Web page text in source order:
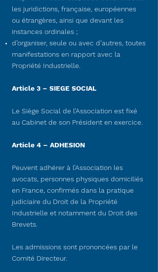
les juridictions, française, européennes
ou étrangères, ainsi que devant les
instances ordinales ;
d’organiser, seule ou avec d’autres, toutes
manifestations en rapport avec la
Propriété Industrielle.
Article 3 – SIEGE SOCIAL
Le Siège Social de l’Association est fixé
au Cabinet de son Président en exercice.
Article 4 – ADHESION
Peuvent adhérer à l’Association les
avocats, personnes physiques domiciliés
en France, confirmés dans la pratique
judiciaire du Droit de la Propriété
Industrielle et notamment du Droit des
Brevets.
Les admissions sont prononcées par le
Comité Directeur.